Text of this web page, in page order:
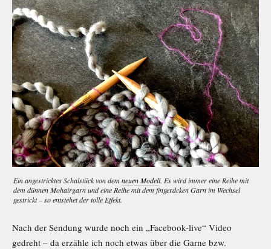
Ein angestricktes Schalstück von demneuen Modell. Es wird immer eine Reihe mit
dem dünnen Mohairgarn und eine Reihe mit dem fingerdcken Garn im Wechsel
gestrickt – so entstehet der tolle Effekt.
Nach der Sendung wurde noch ein „Facebook-live“ Video
gedreht – da erzähle ich noch etwas über die Garne bzw.